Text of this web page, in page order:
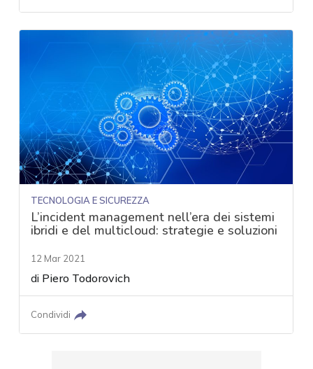
TECNOLOGIA E SICUREZZA
L’incident management nell’era dei sistemi
ibridi e del multicloud: strategie e soluzioni
12 Mar 2021
di Piero Todorovich
Condividi